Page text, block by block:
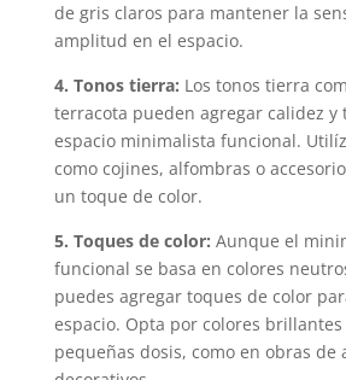
de gris claros para mantener la
amplitud en el espacio.
4. Tonos tierra: Los tonos tierra
terracota pueden agregar calidez y
espacio minimalista funcional.
como cojines, alfombras o
un toque de color.
5. Toques de color: Aunque el
funcional se basa en colores
puedes agregar toques de color
espacio. Opta por colores brillantes
pequeñas dosis, como en obras de